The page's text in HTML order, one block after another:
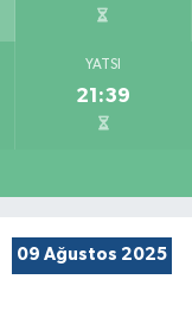
YATSI
21:39
09 Ağustos 2025